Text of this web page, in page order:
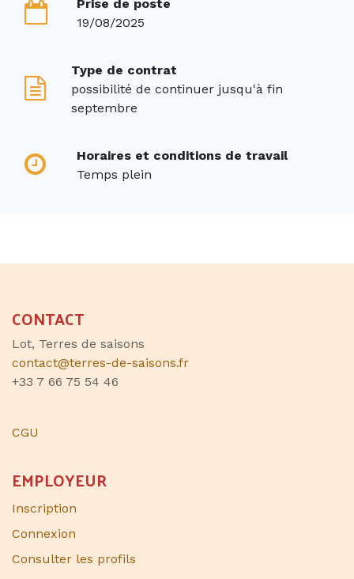
Prise de poste
19/08/2025
Type de contrat
possibilité de continuer jusqu'à fin
septembre
Horaires et conditions de travail
Temps plein
CONTACT
Lot, Terres de saisons
contact@terres-de-saisons.fr
+33 7 66 75 54 46
CGU
EMPLOYEUR
Inscription
Connexion
Consulter les profils